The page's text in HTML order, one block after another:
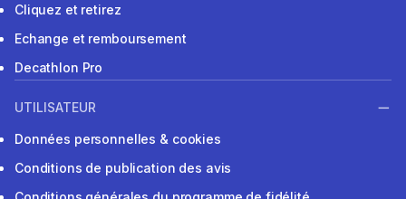
Cliquez et retirez
Echange et remboursement
Decathlon Pro
UTILISATEUR
Données personnelles & cookies
Conditions de publication des avis